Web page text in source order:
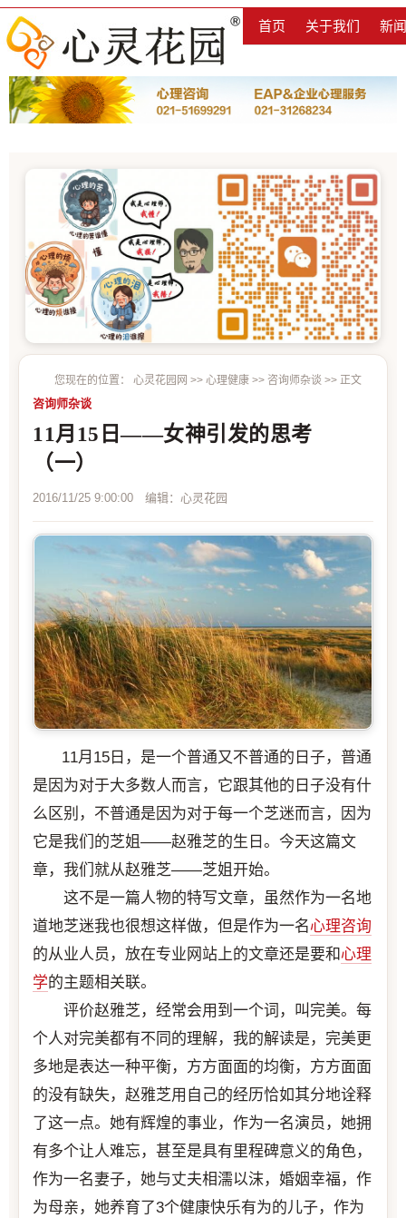
首页 关于我们 新
您现在的位置： 心灵花园网 >> 心理健康 >> 咨询师杂谈 >> 正文
咨询师杂谈
11月15日——女神引发的思考
（一）
2016/11/25 9:00:00 编辑：心灵花园
11月15日，是一个普通又不普通的日子，普通
是因为对于大多数人而言，它跟其他的日子没有什
么区别，不普通是因为对于每一个芝迷而言，因为
它是我们的芝姐——赵雅芝的生日。今天这篇文
章，我们就从赵雅芝——芝姐开始。
这不是一篇人物的特写文章，虽然作为一名地
道地芝迷我也很想这样做，但是作为一名心理咨询
的从业人员，放在专业网站上的文章还是要和 心理
学的主题相关联。
评价赵雅芝，经常会用到一个词，叫完美。每
个人对完美都有不同的理解，我的解读是，完美更
多地是表达一种平衡，方方面面的均衡，方方面面
的没有缺失，赵雅芝用自己的经历恰如其分地诠释
了这一点。她有辉煌的事业，作为一名演员，她拥
有多个让人难忘，甚至是具有里程碑意义的角色，
作为一名妻子，她与丈夫相濡以沫，婚姻幸福，作
为母亲，她养育了3个健康快乐有为的儿子，作为